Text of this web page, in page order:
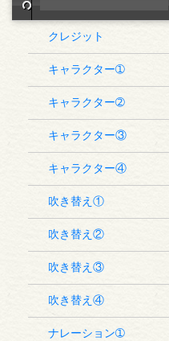
クレジット
キャラクター➀
キャラクター➁
キャラクター③
キャラクター④
吹き替え①
吹き替え②
吹き替え③
吹き替え④
ナレーション➀